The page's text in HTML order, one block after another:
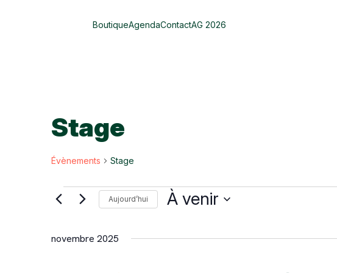
BoutiqueAgendaContactAG 2026
Stage
Évènements Stage
Évènements
Aujourd’hui À venir
novembre 2025